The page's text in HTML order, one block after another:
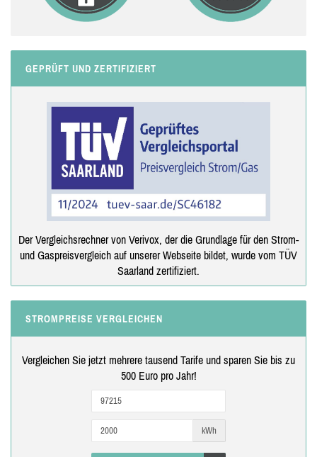
GEPRÜFT UND ZERTIFIZIERT
Der Vergleichsrechner von Verivox, der die Grundlage für den Strom-
und Gaspreisvergleich auf unserer Webseite bildet, wurde vom TÜV
Saarland zertifiziert.
STROMPREISE VERGLEICHEN
Vergleichen Sie jetzt mehrere tausend Tarife und sparen Sie bis zu
500 Euro pro Jahr!
kWh